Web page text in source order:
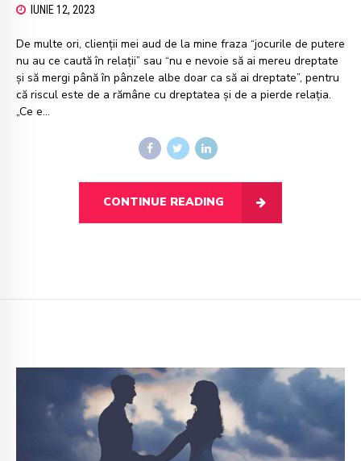
IUNIE 12, 2023
De multe ori, clienții mei aud de la mine fraza “jocurile de putere
nu au ce caută în relații” sau “nu e nevoie să ai mereu dreptate
și să mergi până în pânzele albe doar ca să ai dreptate”, pentru
că riscul este de a rămâne cu dreptatea și de a pierde relația.
„Ce e...
CONTINUE READING